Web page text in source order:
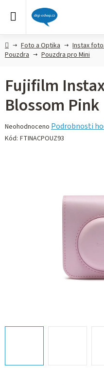
DomůFoto a Optika Instax
Pouzdra
Pouzdra pro Mini
Fujifilm
Blossom Pink
Průměrné
hodnocení
Neohodnoceno Podrobnosti
Kód: FTINACPOUZ93